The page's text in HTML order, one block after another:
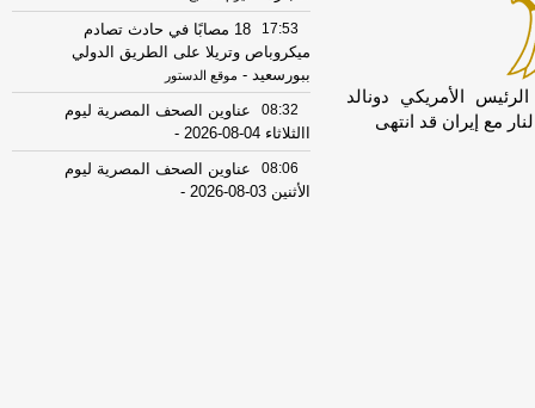
الأمريكي دونالد
مع إيران قد انتهى
17:53
18 مصابًا في حادث تصادم
ميكروباص وتريلا على الطريق الدولي
ببورسعيد - موقع الدستور
08:32
عناوين الصحف المصرية ليوم
االثلاثاء 04-08-2026
-
08:06
عناوين الصحف المصرية ليوم
الأثنين 03-08-2026
-